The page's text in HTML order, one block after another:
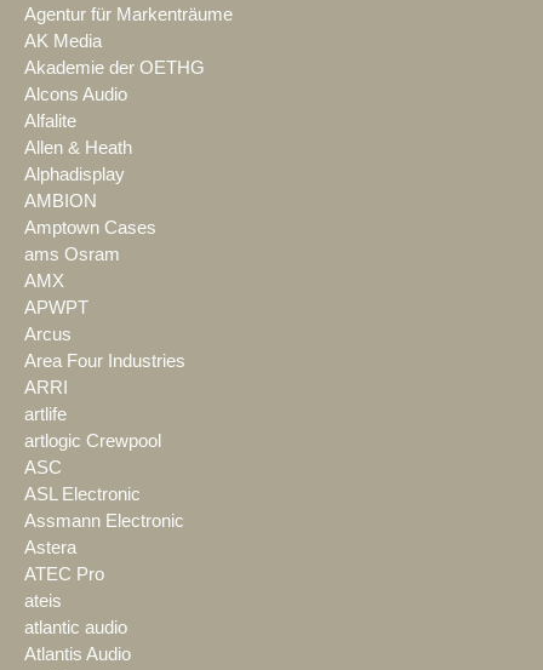
Agentur für Markenträume
AK Media
Akademie der OETHG
Alcons Audio
Alfalite
Allen & Heath
Alphadisplay
AMBION
Amptown Cases
ams Osram
AMX
APWPT
Arcus
Area Four Industries
ARRI
artlife
artlogic Crewpool
ASC
ASL Electronic
Assmann Electronic
Astera
ATEC Pro
ateis
atlantic audio
Atlantis Audio